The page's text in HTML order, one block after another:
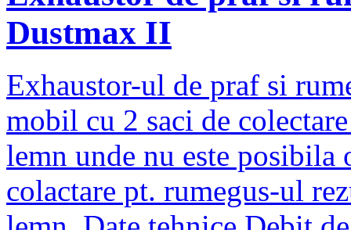
Dustmax II
Exhaustor-ul de praf si
mobil cu 2 saci de
lemn unde nu este posibila
colactare pt. rumegus-ul